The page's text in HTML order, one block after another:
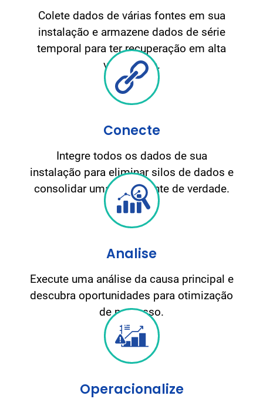
Colete dados de várias fontes em sua
instalação e armazene dados de série
temporal para ter recuperação em alta
velocidade.
Conecte
Integre todos os dados de sua
instalação para eliminar silos de dados e
consolidar uma única fonte de verdade.
Analise
Execute uma análise da causa principal e
descubra oportunidades para otimização
de processo.
Operacionalize